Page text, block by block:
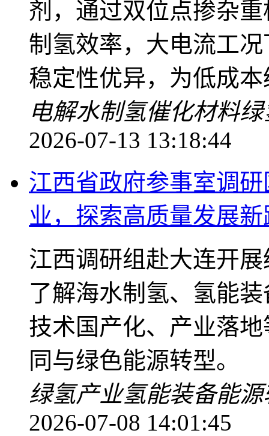
剂，通过双位点掺杂
制氢效率，大电流工
稳定性优异，为低成
电解水制氢催化材料绿
2026-07-13 13:18:44
江西省政府参事室调
业，探索高质量发展
江西调研组赴大连开
了解海水制氢、氢能
技术国产化、产业落
同与绿色能源转型。
绿氢产业氢能装备能源
2026-07-08 14:01:45